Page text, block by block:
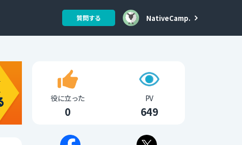
質問する NativeCamp.
役に立った
0
PV
649